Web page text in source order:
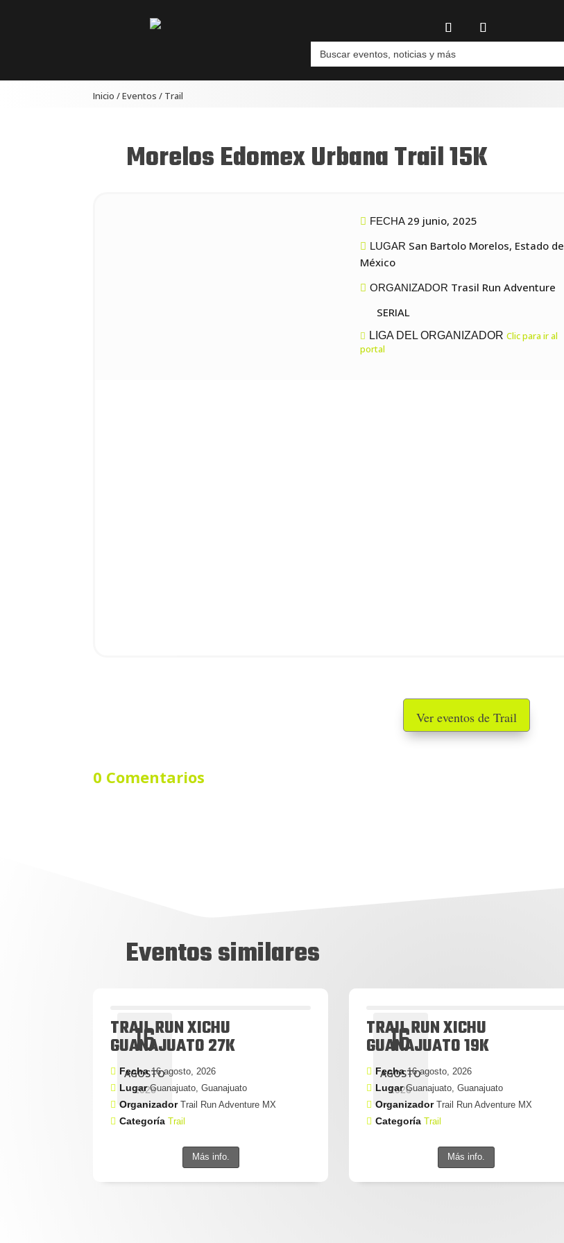
Buscar:
Inicio /Eventos / Trail
Morelos Edomex Urbana Trail 15K
FECHA 29 junio, 2025
LUGAR San Bartolo Morelos, Estado de
México
ORGANIZADOR Trasil Run Adventure
SERIAL
LIGA DEL ORGANIZADOR Clic para ir al
portal
Ver eventos de Trail
0 Comentarios
Eventos similares
16
AGOSTO
2026
TRAIL RUN XICHU
GUANAJUATO 27K
Fecha16 agosto, 2026
LugarGuanajuato, Guanajuato
OrganizadorTrail Run Adventure MX
CategoríaTrail
Más info.
16
AGOSTO
2026
TRAIL RUN XICHU
GUANAJUATO 19K
Fecha16 agosto, 2026
LugarGuanajuato, Guanajuato
Organizador Trail Run Adventure MX
Categoría Trail
Más info.